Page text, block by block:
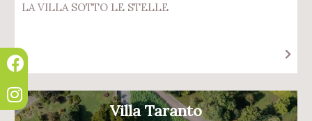
LA VILLA SOTTO LE STELLE
Villa Taranto